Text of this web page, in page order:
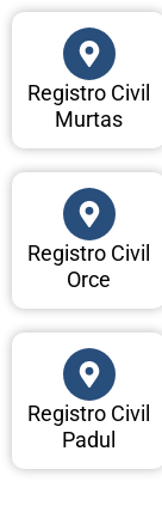
Registro Civil
Murtas
Registro Civil
Orce
Registro Civil
Padul